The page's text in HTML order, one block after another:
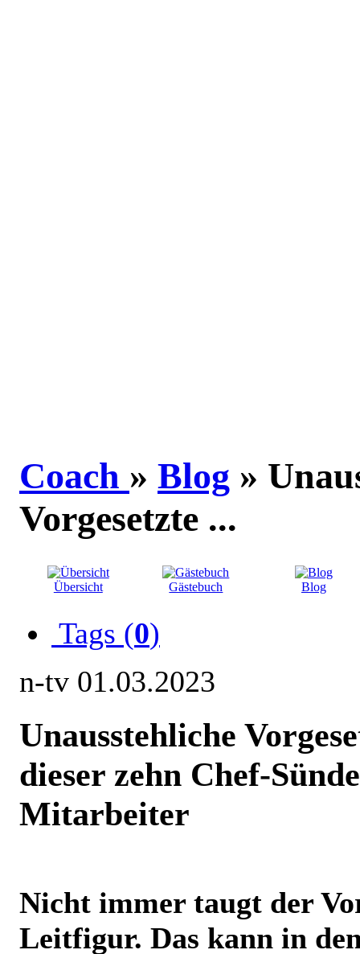
Coach » Blog »
Vorgesetzte ...
Übersicht Gästebuch Blog
Tags (0)
n-tv 01.03.2023
Unausstehliche
dieser zehn Chef-
Mitarbeiter
Nicht immer taugt der
Leitfigur. Das kann in